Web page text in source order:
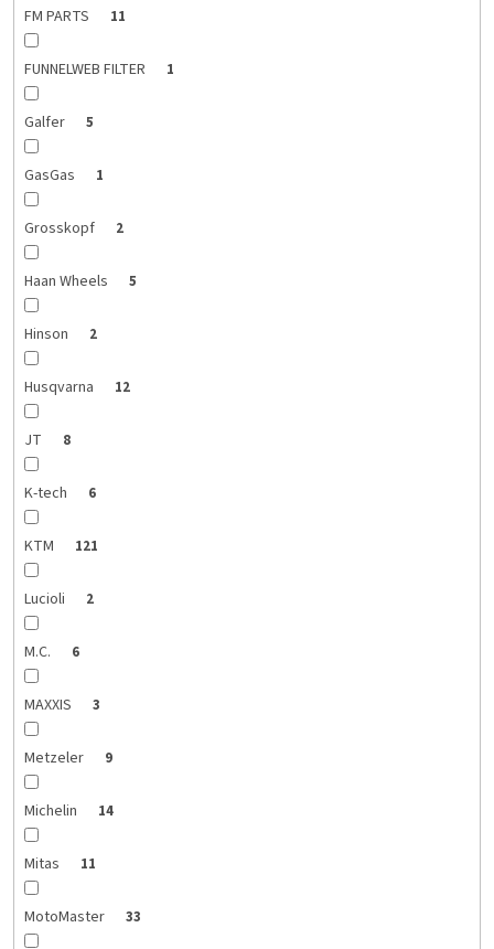
FM PARTS 11
FUNNELWEB FILTER 1
Galfer 5
GasGas 1
Grosskopf 2
Haan Wheels 5
Hinson 2
Husqvarna 12
JT 8
K-tech 6
KTM 121
Lucioli 2
M.C. 6
MAXXIS 3
Metzeler 9
Michelin 14
Mitas 11
MotoMaster 33